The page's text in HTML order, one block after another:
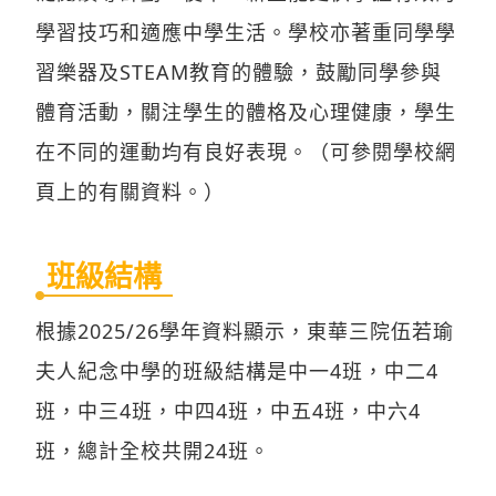
學習技巧和適應中學生活。學校亦著重同學學
習樂器及STEAM教育的體驗，鼓勵同學參與
體育活動，關注學生的體格及心理健康，學生
在不同的運動均有良好表現。（可參閱學校網
頁上的有關資料。）
班級結構
根據2025/26學年資料顯示，東華三院伍若瑜
夫人紀念中學的班級結構是中一4班，中二4
班，中三4班，中四4班，中五4班，中六4
班，總計全校共開24班。